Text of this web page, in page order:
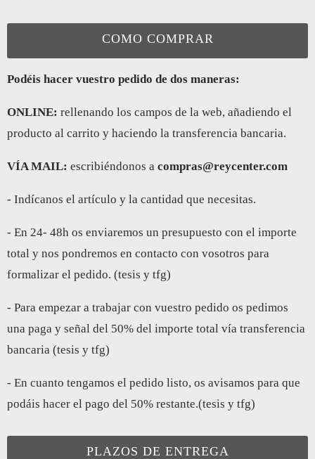
COMO COMPRAR
Podéis hacer vuestro pedido de dos maneras:
ONLINE: rellenando los campos de la web, añadiendo el
producto al carrito y haciendo la transferencia bancaria.
VÍA MAIL: escribiéndonos a compras@reycenter.com
- Indícanos el artículo y la cantidad que necesitas.
- En 24- 48h os enviaremos un presupuesto con el importe
total y nos pondremos en contacto con vosotros para
formalizar el pedido. (tesis y tfg)
- Para empezar a trabajar con vuestro pedido os pedimos
una paga y señal del 50% del importe total vía transferencia
bancaria (tesis y tfg)
- En cuanto tengamos el pedido listo, os avisamos para que
podáis hacer el pago del 50% restante.(tesis y tfg)
PLAZOS DE ENTREGA